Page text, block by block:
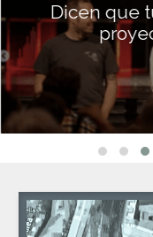
Dicen que